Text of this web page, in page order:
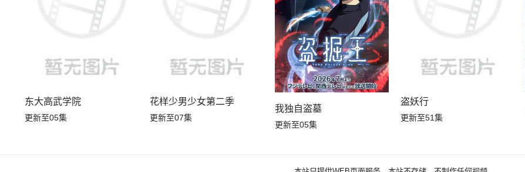
东大高武学院
更新至05集
花样少男少女第二季
更新至07集
我独自盗墓
更新至05集
盗妖行
更新至51集